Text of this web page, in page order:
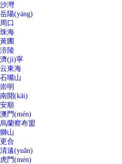
沙灣
岳陽(yáng)
周口
珠海
黃圃
涪陵
濟(jì)寧
云東海
石嘴山
崇明
南開(kāi)
安順
澳門(mén)
烏蘭察布盟
獅山
更合
清遠(yuǎn)
虎門(mén)